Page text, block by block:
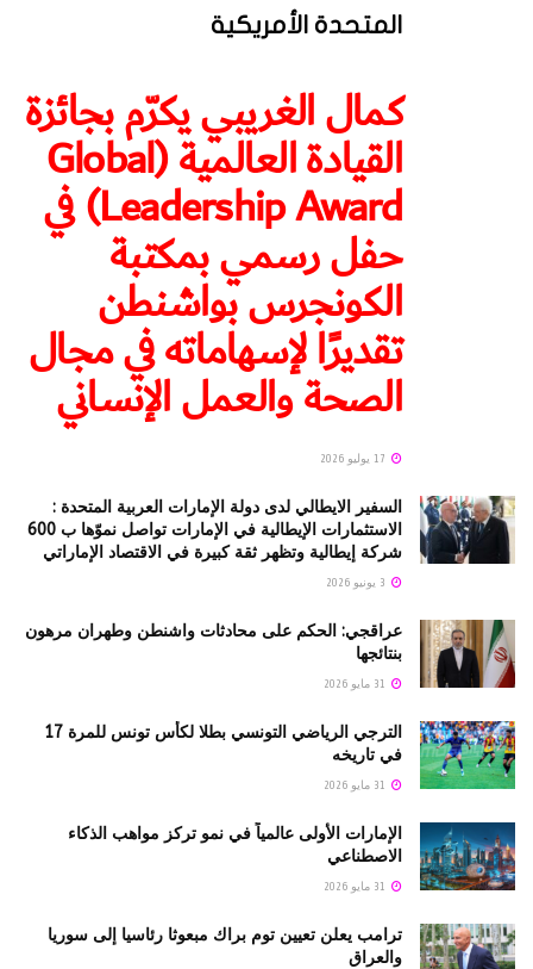
المتحدة الأمريكية
كمال الغريبي يكرّم بجائزة
القيادة العالمية (Global
Leadership Award) في
حفل رسمي بمكتبة
الكونجرس بواشنطن
تقديرًا لإسهاماته في مجال
الصحة والعمل الإنساني
السفير الايطالي لدى دولة الإمارات العربية المتحدة :
الاستثمارات الإيطالية في الإمارات تواصل نموّها ب 600
شركة إيطالية وتظهر ثقة كبيرة في الاقتصاد الإماراتي
عراقجي: الحكم على محادثات واشنطن وطهران مرهون
بنتائجها
الترجي الرياضي التونسي بطلا لكأس تونس للمرة 17
في تاريخه
الإمارات الأولى عالمياً في نمو تركز مواهب الذكاء
الاصطناعي
ترامب يعلن تعيين توم براك مبعوثا رئاسيا إلى سوريا
والعراق